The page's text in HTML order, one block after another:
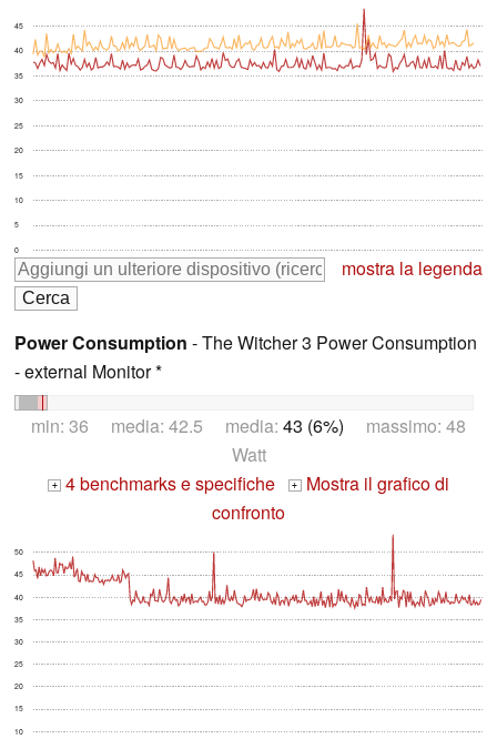
0
5
10
15
20
25
30
35
40
45
mostra la legenda
Power Consumption - The Witcher 3 Power Consumption
- external Monitor *
min: 36 media: 42.5 media: 43 (6%) massimo: 48
Watt
+ 4 benchmarks e specifiche + Mostra il grafico di
confronto
10
15
20
25
30
35
40
45
50